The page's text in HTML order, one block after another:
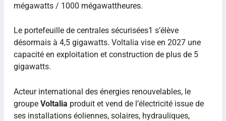
mégawatts / 1000 mégawattheures.
Le portefeuille de centrales sécurisées1 s’élève
désormais à 4,5 gigawatts. Voltalia vise en 2027 une
capacité en exploitation et construction de plus de 5
gigawatts.
Acteur international des énergies renouvelables, le
groupe Voltalia produit et vend de l’électricité issue de
ses installations éoliennes, solaires, hydrauliques,